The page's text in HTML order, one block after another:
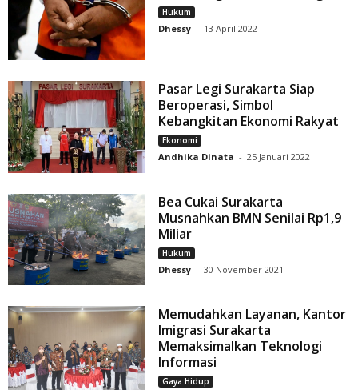
Hukum
Dhessy - 13 April 2022
Pasar Legi Surakarta Siap
Beroperasi, Simbol
Kebangkitan Ekonomi Rakyat
Ekonomi
Andhika Dinata - 25 Januari 2022
Bea Cukai Surakarta
Musnahkan BMN Senilai Rp1,9
Miliar
Hukum
Dhessy - 30 November 2021
Memudahkan Layanan, Kantor
Imigrasi Surakarta
Memaksimalkan Teknologi
Informasi
Gaya Hidup